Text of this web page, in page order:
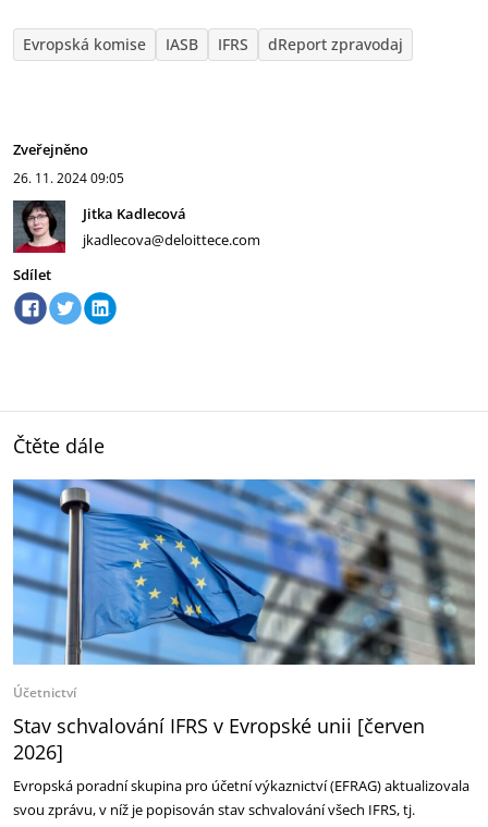
Evropská komise IASB IFRS dReport zpravodaj
Zveřejněno
26. 11. 202409:05
Jitka Kadlecová
jkadlecova@deloittece.com
Sdílet
Čtěte dále
Účetnictví
Stav schvalování IFRS v Evropské unii [červen
2026]
Evropská poradní skupina pro účetní výkaznictví (EFRAG) aktualizovala
svou zprávu, v níž je popisován stav schvalování všech IFRS, tj.